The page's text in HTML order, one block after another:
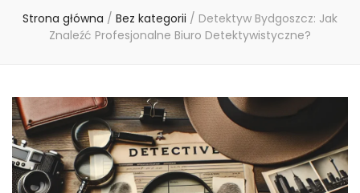
Strona główna / Bez kategorii / Detektyw Bydgoszcz: Jak
Znaleźć Profesjonalne Biuro Detektywistyczne?